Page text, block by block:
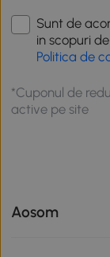
Sunt de
in scopuri
Politica de
*Cuponul de
active pe site
Aosom